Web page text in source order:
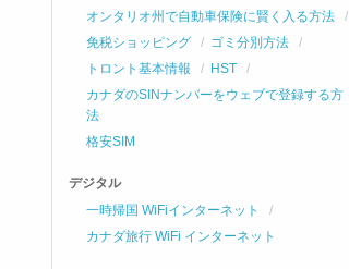
オンタリオ州で自動車保険に賢く入る方法
免税ショッピング
ゴミ分別方法
トロント基本情報
HST
カナダのSINナンバーをウェブで登録する方
法
格安SIM
デジタル
一時帰国 WiFiインターネット
カナダ旅行 WiFi インターネット